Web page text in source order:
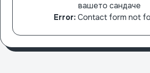
вашето сандаче
Error:Contact form not